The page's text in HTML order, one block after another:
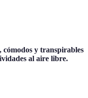
y transpirables
al aire libre.